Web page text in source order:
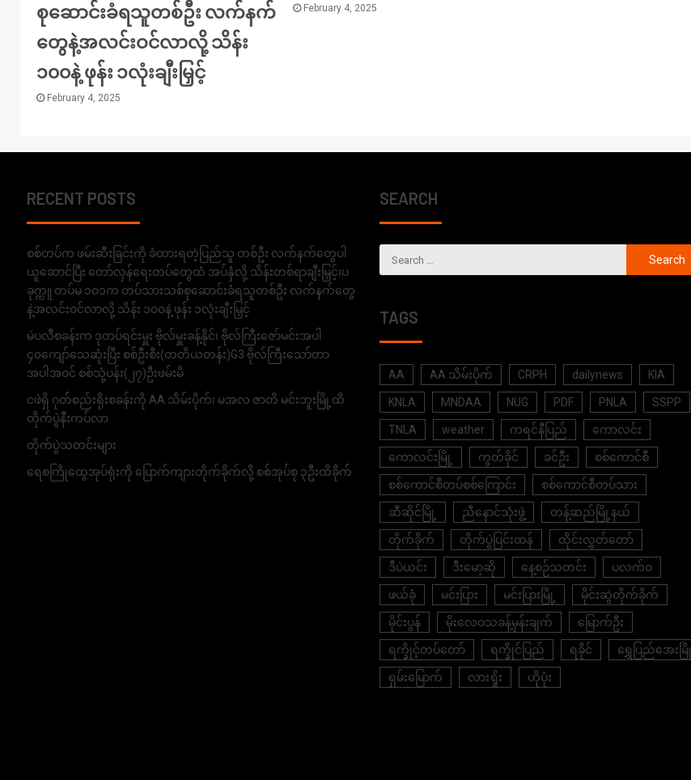
စုဆောင်းခံရသူတစ်ဦး လက်နက်
တွေနဲ့အလင်းဝင်လာလို့ သိန်း
၁၀၀နဲ့ ဖုန်း ၁လုံးချီးမြှင့်
February 4, 2025
February 4, 2025
RECENT POSTS
စစ်တပ်က ဖမ်းဆီးခြင်းကို ခံထားရတဲ့ပြည်သူ တစ်ဦး လက်နက်တွေပါ
ယူဆောင်ပြီး တော်လှန်ရေးတပ်တွေထံ အပ်နှံလို့ သိန်းတစ်ရာချီးမြှင့်၊ပ
ခုက္ကူ တပ်မ ၁၀၁က တပ်သားသစ်စုဆောင်းခံရသူတစ်ဦး လက်နက်တွေ
နဲ့အလင်းဝင်လာလို့ သိန်း ၁၀၀နဲ့ ဖုန်း ၁လုံးချီးမြှင့်
မဲပလီစခန်းက ဒုတပ်ရင်းမှူး ဗိုလ်မှူးခန့်နိုင်၊ ဗိုလ်ကြီးဇော်မင်းအပါ
၄၀ကျော်သေဆုံးပြီး စစ်ဦးစီး(တတိယတန်း)G3 ဗိုလ်ကြီးသော်တာ
အပါအဝင် စစ်သုံ့ပန်း(၂၇)ဦးဖမ်းမိ
ငဖဲရှိ ဂုတ်စည်းရိုးစခန်းကို AA သိမ်းပိုက်၊ မအလ ဇာတိ မင်းဘူးမြို့ထိ
တိုက်ပွဲနီးကပ်လာ
တိုက်ပွဲသတင်းများ
ရေစကြိုထွေအုပ်ရုံးကို ပြောက်ကျားတိုက်ခိုက်လို့ စစ်အုပ်စု ၃ဦးထိခိုက်
SEARCH
TAGS
AA AA သိမ်းပိုက် CRPH dailynews KIA
KNLA MNDAA NUG PDF PNLA SSPP
TNLA weather ကရင်နီပြည် ကောလင်း
ကောလင်းမြို့ ကွတ်ခိုင် ခင်ဦး စစ်ကောင်စီ
စစ်ကောင်စီတပ်စစ်ကြောင်း စစ်ကောင်စီတပ်သား
ဆီဆိုင်မြို့ ညီနောင်သုံးဖွဲ့ တန့်ဆည်မြို့နယ်
တိုက်ခိုက် တိုက်ပွဲပြင်းထန် ထိုင်းလွှတ်တော်
ဒီပဲယင်း ဒီးမော့ဆို နေ့စဉ်သတင်း ပလက်ဝ
ဖယ်ခုံ မင်းပြား မင်းပြားမြို့ မိုင်းဆွဲတိုက်ခိုက်
မိုင်းပွန် မိုးလေဝသခန့်မှန်းချက် မြောက်ဦး
ရက္ခိုင့်တပ်တော် ရက္ခိုင်ပြည် ရခိုင် ရွှေပြည်အေးမြို့
ရှမ်းမြောက် လားရှိုး ဟိုပုံး